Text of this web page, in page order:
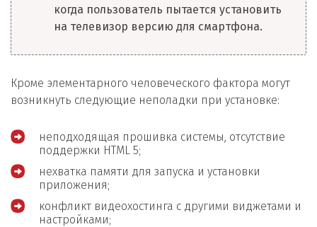
когда пользователь пытается установить
на телевизор версию для смартфона.
Кроме элементарного человеческого фактора могут
возникнуть следующие неполадки при установке:
неподходящая прошивка системы, отсутствие
поддержки HTML 5;
нехватка памяти для запуска и установки
приложения;
конфликт видеохостинга с другими виджетами и
настройками;